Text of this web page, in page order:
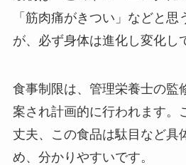
「筋肉痛がきつい」などと思
が、必ず身体は進化し変化し
食事制限は、管理栄養士の監
案され計画的に行われます。
丈夫、この食品は駄目など具
め、分かりやすいです。